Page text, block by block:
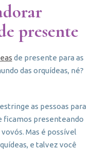
presente
de presente para as
das orquídeas, né?
as pessoas para
ficamos presenteando
Mas é possível
e talvez você